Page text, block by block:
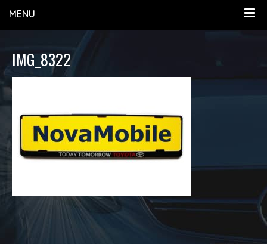
MENU
IMG_8322